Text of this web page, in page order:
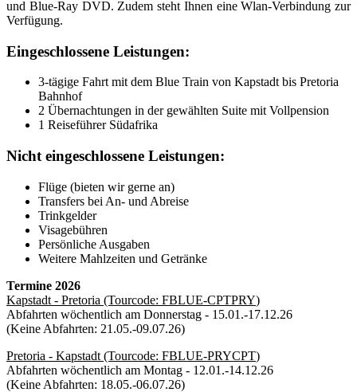
und Blue-Ray DVD. Zudem steht Ihnen eine Wlan-Verbindung zur
Verfügung.
Eingeschlossene Leistungen:
3-tägige Fahrt mit dem Blue Train von Kapstadt bis Pretoria
Bahnhof
2 Übernachtungen in der gewählten Suite mit Vollpension
1 Reiseführer Südafrika
Nicht eingeschlossene Leistungen:
Flüge (bieten wir gerne an)
Transfers bei An- und Abreise
Trinkgelder
Visagebühren
Persönliche Ausgaben
Weitere Mahlzeiten und Getränke
Termine 2026
Kapstadt - Pretoria (Tourcode: FBLUE-CPTPRY)
Abfahrten wöchentlich am Donnerstag - 15.01.-17.12.26
(Keine Abfahrten: 21.05.-09.07.26)
Pretoria - Kapstadt (Tourcode: FBLUE-PRYCPT)
Abfahrten wöchentlich am Montag - 12.01.-14.12.26
(Keine Abfahrten: 18.05.-06.07.26)